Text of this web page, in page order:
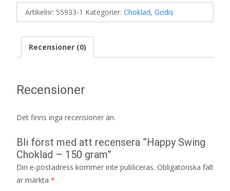
Artikelnr: 55933-1 Kategorier: Choklad, Godis
Recensioner (0)
Recensioner
Det finns inga recensioner än.
Bli först med att recensera ”Happy Swing
Choklad – 150 gram”
Din e-postadress kommer inte publiceras. Obligatoriska fält
är märkta *